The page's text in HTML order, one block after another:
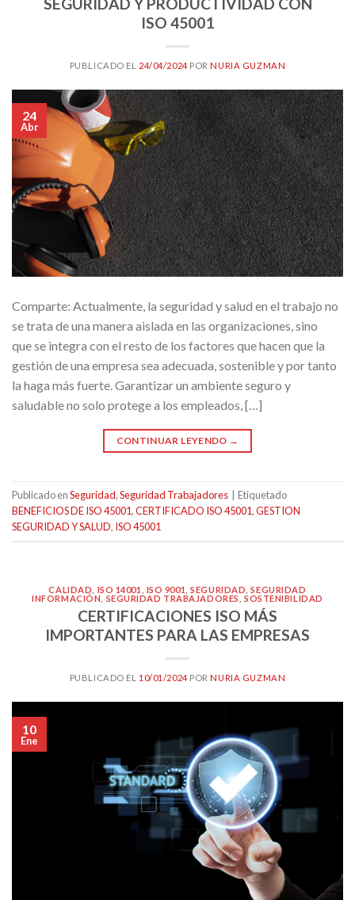
SEGURIDAD Y PRODUCTIVIDAD CON
ISO 45001
PUBLICADO EL 24/04/2024PORNURIA GUZMAN
24
Abr
Comparte: Actualmente, la seguridad y salud en el trabajo no
se trata de una manera aislada en las organizaciones, sino
que se integra con el resto de los factores que hacen que la
gestión de una empresa sea adecuada, sostenible y por tanto
la haga más fuerte. Garantizar un ambiente seguro y
saludable no solo protege a los empleados, […]
CONTINUAR LEYENDO →
Publicado enSeguridad,Seguridad Trabajadores
Etiquetado
BENEFICIOS DE ISO 45001,CERTIFICADO ISO 45001,GESTION
SEGURIDAD Y SALUD, ISO 45001
CALIDAD ISO 14001 ISO 9001 ,SEGURIDAD ,SEGURIDAD
INFORMACIÓN
SEGURIDAD TRABAJADORES SOSTENIBILIDAD
CERTIFICACIONES ISO MÁS
IMPORTANTES PARA LAS EMPRESAS
PUBLICADO EL 10/01/2024PORNURIA GUZMAN
10
Ene